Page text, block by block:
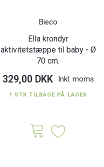
Bieco
Ella krondyr
aktivitetstæppe til baby - Ø
70 cm.
329,00 DKK Inkl. moms
1 STK TILBAGE PÅ LAGER